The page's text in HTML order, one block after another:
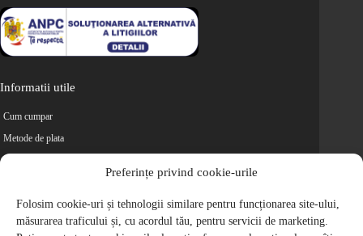
Preferințe privind cookie-urile
Folosim cookie-uri și tehnologii similare pentru funcționarea site-ului,
măsurarea traficului și, cu acordul tău, pentru servicii de marketing.
Informatii utile
Cum cumpar
Metode de plata
Retur
Cariere